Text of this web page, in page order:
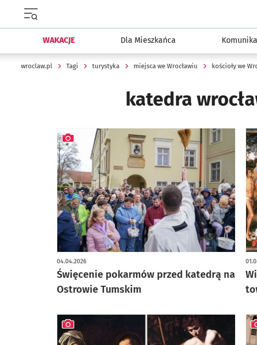
WAKACJE Dla Mieszkańca
wroclaw.pl Tagi turystyka miejsca we Wrocławiu kościoły we
katedra
Święcenie pokarmów przed katedrą na
Ostrowie Tumskim
04.04.2026
artykuł z galerią zdjęć